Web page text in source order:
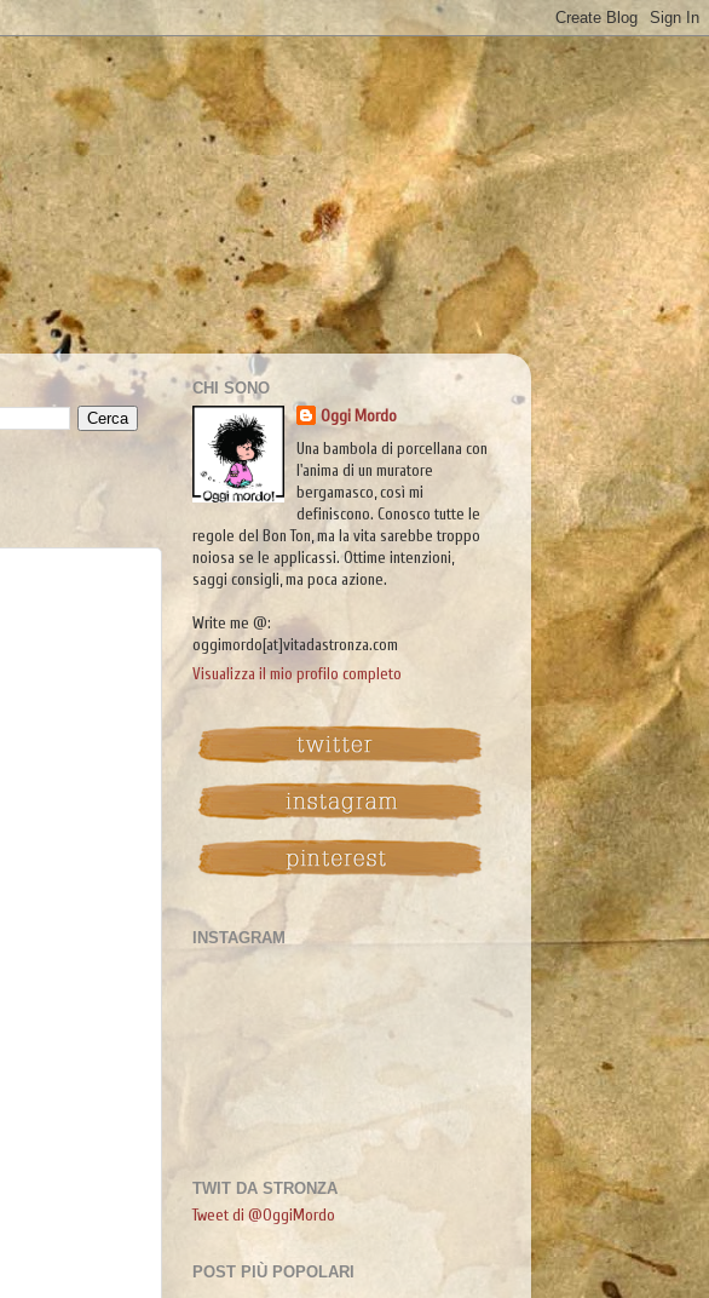
CHI SONO
Oggi Mordo
Una bambola di porcellana con
l'anima di un muratore
bergamasco, così mi
definiscono. Conosco tutte le
regole del Bon Ton, ma la vita sarebbe troppo
noiosa se le applicassi. Ottime intenzioni,
saggi consigli, ma poca azione.
Write me @:
oggimordo[at]vitadastronza.com
Visualizza il mio profilo completo
INSTAGRAM
TWIT DA STRONZA
Tweet di @OggiMordo
POST PIÙ POPOLARI